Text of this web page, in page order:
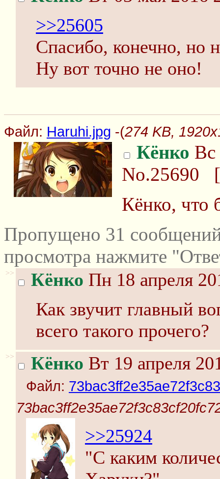
>>25605
Спасибо, конечно, но
Ну вот точно не оно!
Файл: Haruhi.jpg -(274 KB,
Кёнко Вс
No.25690 [
Кёнко, что
Пропущено 31
просмотра нажмите
>> Кёнко Пн 18 апреля
Как звучит главный
всего такого прочего?
>> Кёнко Вт 19 апреля
Файл:
>>25924
"С каким